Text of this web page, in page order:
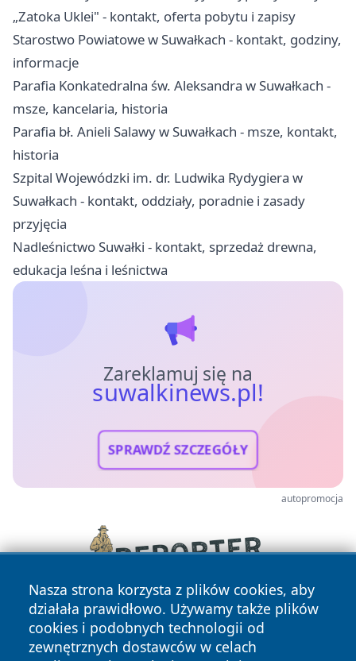
„Zatoka Uklei" - kontakt, oferta pobytu i zapisy
Starostwo Powiatowe w Suwałkach - kontakt, godziny,
informacje
Parafia Konkatedralna św. Aleksandra w Suwałkach -
msze, kancelaria, historia
Parafia bł. Anieli Salawy w Suwałkach - msze, kontakt,
historia
Szpital Wojewódzki im. dr. Ludwika Rydygiera w
Suwałkach - kontakt, oddziały, poradnie i zasady
przyjęcia
Nadleśnictwo Suwałki - kontakt, sprzedaż drewna,
edukacja leśna i leśnictwa
Zareklamuj się na
suwalkinews.pl!
SPRAWDŹ SZCZEGÓŁY
autopromocja
Nasza strona korzysta z plików cookies, aby
działała prawidłowo. Używamy także plików
cookies i podobnych technologii od
zewnętrznych dostawców w celach